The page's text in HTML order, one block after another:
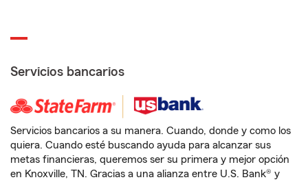
Servicios bancarios
Servicios bancarios a su manera. Cuando, donde y como los
quiera. Cuando esté buscando ayuda para alcanzar sus
metas financieras, queremos ser su primera y mejor opción
en Knoxville, TN. Gracias a una alianza entre U.S. Bank® y